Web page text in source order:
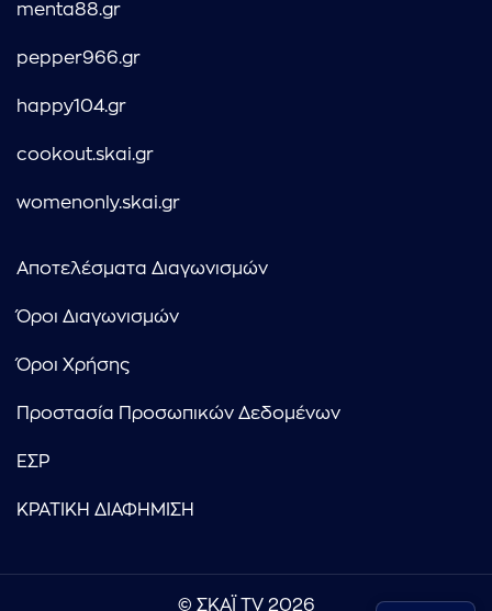
menta88.gr
pepper966.gr
happy104.gr
cookout.skai.gr
womenonly.skai.gr
Αποτελέσματα Διαγωνισμών
Όροι Διαγωνισμών
Όροι Χρήσης
Προστασία Προσωπικών Δεδομένων
ΕΣΡ
ΚΡΑΤΙΚΗ ΔΙΑΦΗΜΙΣΗ
© ΣΚΑΪ TV 2026